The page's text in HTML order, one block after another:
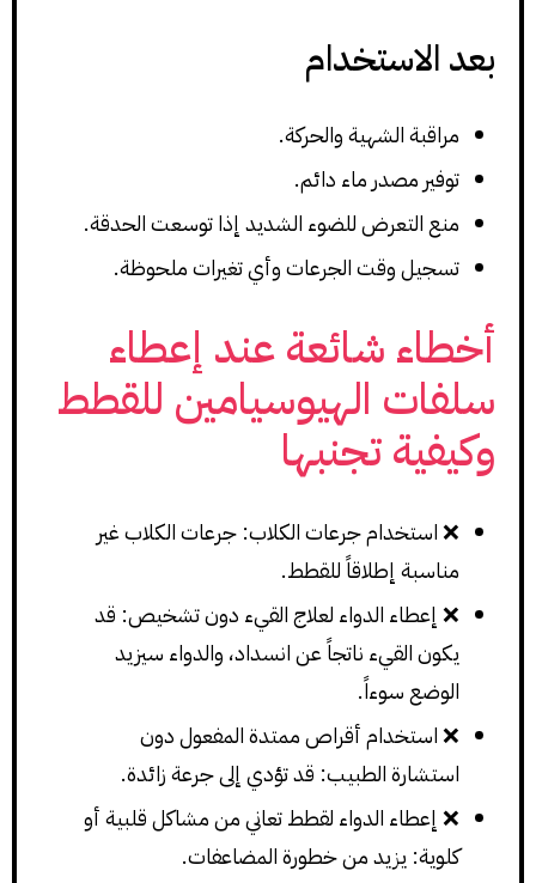
بعد الاستخدام
مراقبة الشهية والحركة.
توفير مصدر ماء دائم.
منع التعرض للضوء الشديد إذا توسعت الحدقة.
تسجيل وقت الجرعات وأي تغيرات ملحوظة.
أخطاء شائعة عند إعطاء
سلفات الهيوسيامين للقطط
وكيفية تجنبها
❌ استخدام جرعات الكلاب: جرعات الكلاب غير
مناسبة إطلاقاً للقطط.
❌ إعطاء الدواء لعلاج القيء دون تشخيص: قد
يكون القيء ناتجاً عن انسداد، والدواء سيزيد
الوضع سوءاً.
❌ استخدام أقراص ممتدة المفعول دون
استشارة الطبيب: قد تؤدي إلى جرعة زائدة.
❌ إعطاء الدواء لقطط تعاني من مشاكل قلبية أو
كلوية: يزيد من خطورة المضاعفات.